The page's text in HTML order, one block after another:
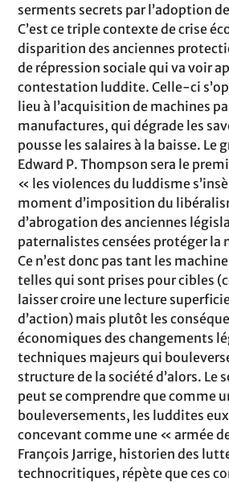
serments secrets par l’adoption
C’est ce triple contexte de crise
disparition des anciennes
de répression sociale qui va voir
contestation luddite. Celle-ci
lieu à l’acquisition de machines
manufactures, qui dégrade les
pousse les salaires à la baisse. Le
Edward P. Thompson sera le
« les violences du luddisme
moment d’imposition du
d’abrogation des anciennes
paternalistes censées protéger
Ce n’est donc pas tant les
telles qui sont prises pour cibles
laisser croire une lecture
d’action) mais plutôt les
économiques des changements
techniques majeurs qui
structure de la société d’alors. Le
peut se comprendre que comme
bouleversements, les luddites
concevant comme une « armée
François Jarrige, historien des
technocritiques, répète que ces